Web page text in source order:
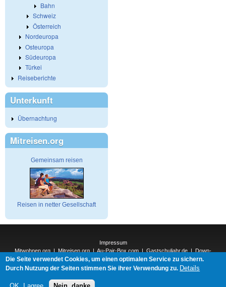
Bahn
Schweiz
Österreich
Nordeuropa
Osteuropa
Südeuropa
Türkei
Reiseberichte
Unterkunft
Übernachtung
Mitreisen.org
Gemeinsam reisen
Reisen in netter Gesellschaft
Impressum
Mitwohnen.org|Mitreisen.org|Au-Pair-Box.com|Gastschuljahr.de|Down-
Under.org |Elderpair.com|
Interconnections-Verlag.de|Natur-und-Umwelt.org|ReiseTops.com|
Die Seite verwendet Cookies, um einen optimalen Service zu sichern.
Durch Nutzung der Seiten stimmen Sie ihrer Verwendung zu. Details